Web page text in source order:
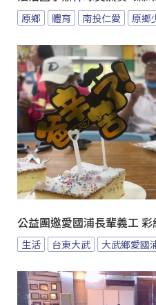
原鄉 體育 南投仁愛 原鄉
公益團邀愛國浦長輩義工
生活 台東大武 大武鄉愛國